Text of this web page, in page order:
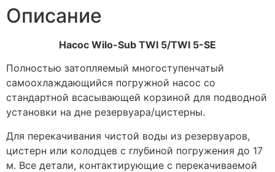
Описание
Насос Wilo-Sub TWI 5/TWI 5-SE
Полностью затопляемый многоступенчатый
самоохлаждающийся погружной насос со
стандартной всасывающей корзиной для подводной
установки на дне резервуара/цистерны.
Для перекачивания чистой воды из резервуаров,
цистерн или колодцев с глубиной погружения до 17
м. Все детали, контактирующие с перекачиваемой